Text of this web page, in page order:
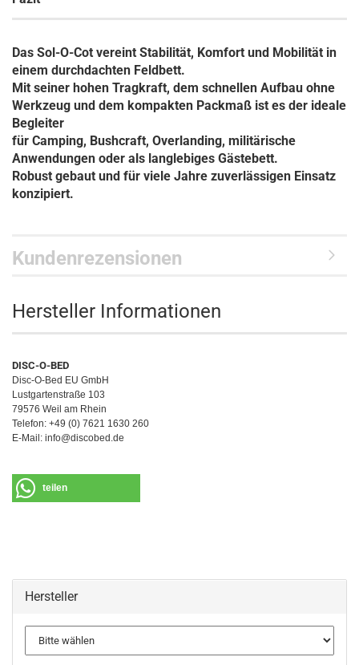
Das Sol-O-Cot vereint Stabilität, Komfort und Mobilität in
einem durchdachten Feldbett.
Mit seiner hohen Tragkraft, dem schnellen Aufbau ohne
Werkzeug und dem kompakten Packmaß ist es der ideale
Begleiter
für Camping, Bushcraft, Overlanding, militärische
Anwendungen oder als langlebiges Gästebett.
Robust gebaut und für viele Jahre zuverlässigen Einsatz
konzipiert.
Kundenrezensionen
Hersteller Informationen
DISC-O-BED
Disc-O-Bed EU GmbH
Lustgartenstraße 103
79576 Weil am Rhein
Telefon: +49 (0) 7621 1630 260
E-Mail: info@discobed.de
teilen
Hersteller